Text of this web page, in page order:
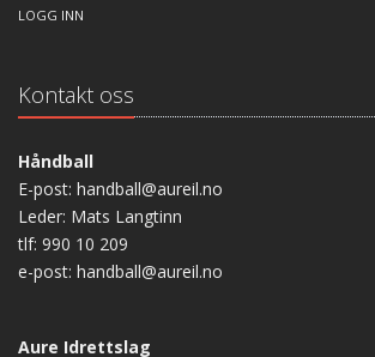
LOGG INN
Kontakt oss
Håndball
E-post: handball@aureil.no
Leder: Mats Langtinn
tlf: 990 10 209
e-post: handball@aureil.no
Aure Idrettslag